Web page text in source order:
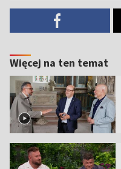
Więcej na ten temat